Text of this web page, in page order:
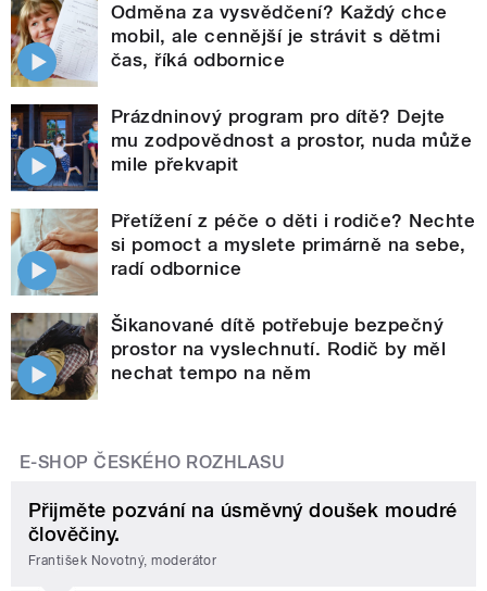
Odměna za vysvědčení? Každý chce
mobil, ale cennější je strávit s dětmi
čas, říká odbornice
Prázdninový program pro dítě? Dejte
mu zodpovědnost a prostor, nuda může
mile překvapit
Přetížení z péče o děti i rodiče? Nechte
si pomoct a myslete primárně na sebe,
radí odbornice
Šikanované dítě potřebuje bezpečný
prostor na vyslechnutí. Rodič by měl
nechat tempo na něm
E-SHOP ČESKÉHO ROZHLASU
Přijměte pozvání na úsměvný doušek moudré
člověčiny.
František Novotný, moderátor